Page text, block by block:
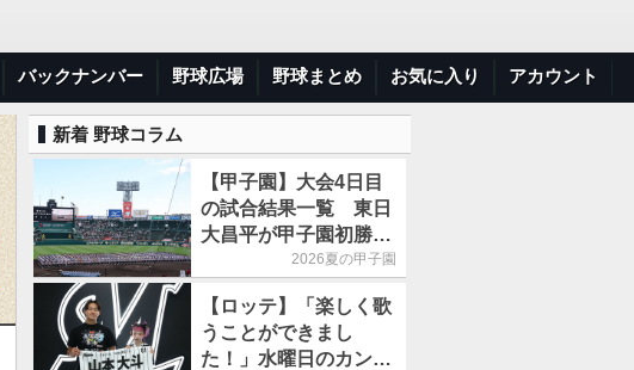
バックナンバー 野球広場 野球まとめ お気に入り アカウント
新着 野球コラム
【甲子園】大会4日目
の試合結果一覧 東日
大昌平が甲子園初勝
利、青森山田は1点差
2026夏の甲子園
【ロッテ】「楽しく歌
うことができまし
た！」水曜日のカンパ